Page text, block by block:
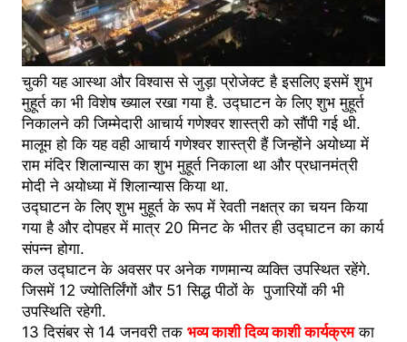
चुकी यह आस्था और विश्वास से जुड़ा प्रोजेक्ट है इसलिए इसमें शुभ
मुहूर्त का भी विशेष ख्याल रखा गया है. उद्घाटन के लिए शुभ मुहूर्त
निकालने की जिम्मेदारी आचार्य गणेश्वर शास्त्री को सौंपी गई थी.
मालूम हो कि यह वही आचार्य गणेश्वर शास्त्री हैं जिन्होंने अयोध्या में
राम मंदिर शिलान्यास का शुभ मुहूर्त निकाला था और प्रधानमंत्री
मोदी ने अयोध्या में शिलान्यास किया था.
उद्घाटन के लिए शुभ मुहूर्त के रूप में रेवती नक्षत्र का चयन किया
गया है और दोपहर में मात्र 20 मिनट के भीतर ही उद्घाटन का कार्य
संपन्न होगा.
कल उद्घाटन के अवसर पर अनेक गणमान्य व्यक्ति उपस्थित रहेंगे.
जिसमें 12 ज्योतिर्लिंगों और 51 सिद्ध पीठों के पुजारियों की भी
उपस्थिति रहेगी.
13 दिसंबर से 14 जनवरी तक भव्य काशी दिव्य काशी कार्यक्रमका